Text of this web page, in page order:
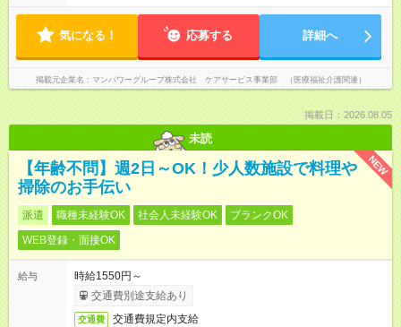
気になる！ 応募する 詳細へ
掲載元企業名 マンパワーグループ株式会社 ケアサービス事業部 （医療福祉介護関連）
掲載日：2026.08.05
未読
NEW
【年齢不問】週2日～OK！少人数施設で料理や
掃除のお手伝い
派遣 職種未経験OK 社会人未経験OK
ブランクOK
WEB登録・面接OK
給与
時給1550円～
交通費別途支給あり
交通費 交通費規定内支給